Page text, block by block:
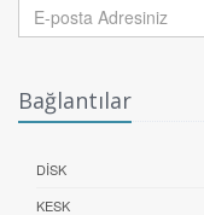
Bağlantılar
DİSK
KESK